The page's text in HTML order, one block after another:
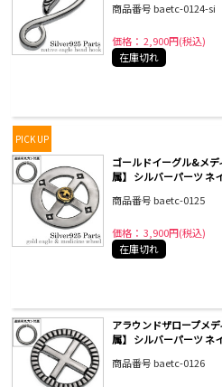
商品番号 baetc-0124-si
価格： 2,900円(税込)
在庫切れ
PICK UP
ゴールドイーグル&メ
属】 シルバーパーツ ネ
商品番号 baetc-0125
価格： 3,900円(税込)
在庫切れ
アラウンドザロープメ
属】 シルバーパーツ ネ
商品番号 baetc-0126